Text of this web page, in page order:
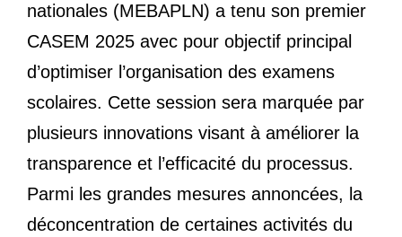
nationales (MEBAPLN) a tenu son premier
CASEM 2025 avec pour objectif principal
d’optimiser l’organisation des examens
scolaires. Cette session sera marquée par
plusieurs innovations visant à améliorer la
transparence et l’efficacité du processus.
Parmi les grandes mesures annoncées, la
déconcentration de certaines activités du